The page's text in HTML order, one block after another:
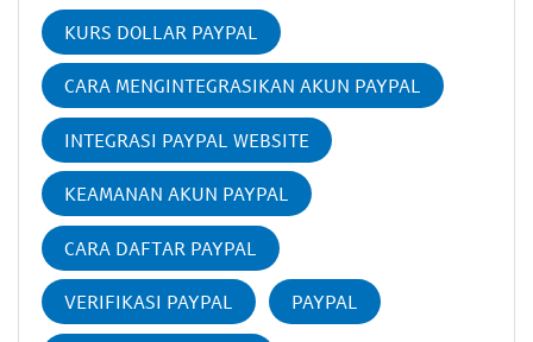
KURS DOLLAR PAYPAL
CARA MENGINTEGRASIKAN AKUN PAYPAL
INTEGRASI PAYPAL WEBSITE
KEAMANAN AKUN PAYPAL
CARA DAFTAR PAYPAL
VERIFIKASI PAYPAL PAYPAL